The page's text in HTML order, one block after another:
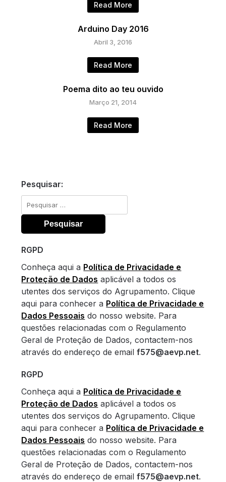
Read More
Arduino Day 2016
Abril 3, 2016
Read More
Poema dito ao teu ouvido
Março 21, 2014
Read More
Pesquisar:
Pesquisar
por:
RGPD
Conheça aqui a Política de Privacidade e
Proteção de Dados aplicável a todos os
utentes dos serviços do Agrupamento. Clique
aqui para conhecer a Política de Privacidade e
Dados Pessoais do nosso website. Para
questões relacionadas com o Regulamento
Geral de Proteção de Dados, contactem-nos
através do endereço de emailf575@aevp.net.
RGPD
Conheça aqui a Política de Privacidade e
Proteção de Dados aplicável a todos os
utentes dos serviços do Agrupamento. Clique
aqui para conhecer a Política de Privacidade e
Dados Pessoais do nosso website. Para
questões relacionadas com o Regulamento
Geral de Proteção de Dados, contactem-nos
através do endereço de emailf575@aevp.net.